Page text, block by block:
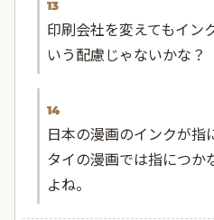
13
印刷会社を変えてもイン
いう配慮じゃないかな？
14
日本の漫画のインクが指
タイの漫画では指につか
よね。